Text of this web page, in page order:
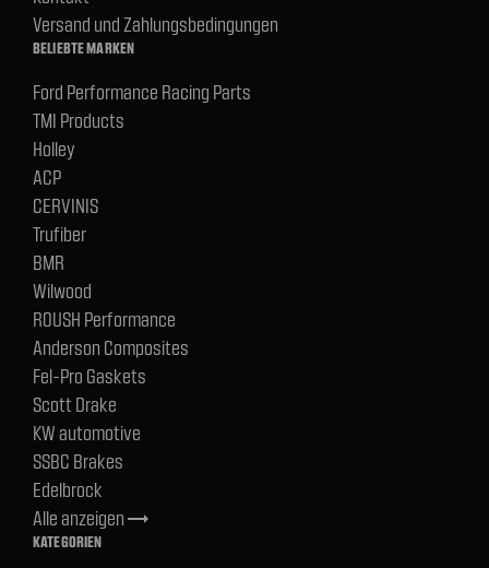
Versand und Zahlungsbedingungen
BELIEBTE MARKEN
Ford Performance Racing Parts
TMI Products
Holley
ACP
CERVINIS
Trufiber
BMR
Wilwood
ROUSH Performance
Anderson Composites
Fel-Pro Gaskets
Scott Drake
KW automotive
SSBC Brakes
Edelbrock
Alle anzeigentrending_flat
KATEGORIEN